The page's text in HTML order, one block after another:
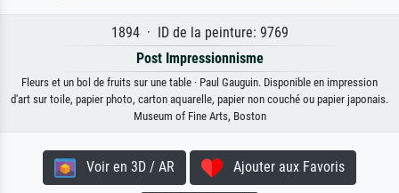
1894 · ID de la peinture: 9769
Post Impressionnisme
Fleurs et un bol de fruits sur une table · Paul Gauguin. Disponible en impression
d'art sur toile, papier photo, carton aquarelle, papier non couché ou papier japonais.
Museum of Fine Arts, Boston
Voir en 3D / AR Ajouter aux Favoris